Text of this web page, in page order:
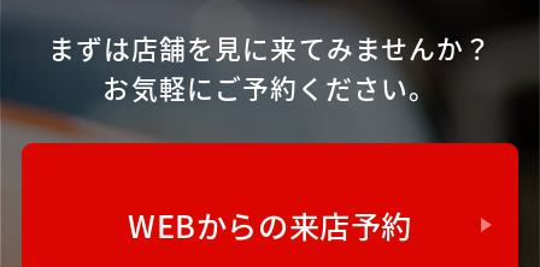
まずは店舗を見に来てみませんか？
お気軽にご予約ください。
WEBからの来店予約